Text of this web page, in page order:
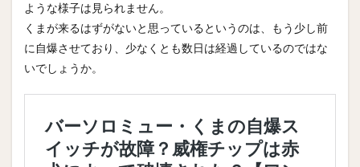
ような様子は見られません。
くまが来るはずがないと思っているというのは、もう少し前
に自爆させており、少なくとも数日は経過しているのではな
いでしょうか。